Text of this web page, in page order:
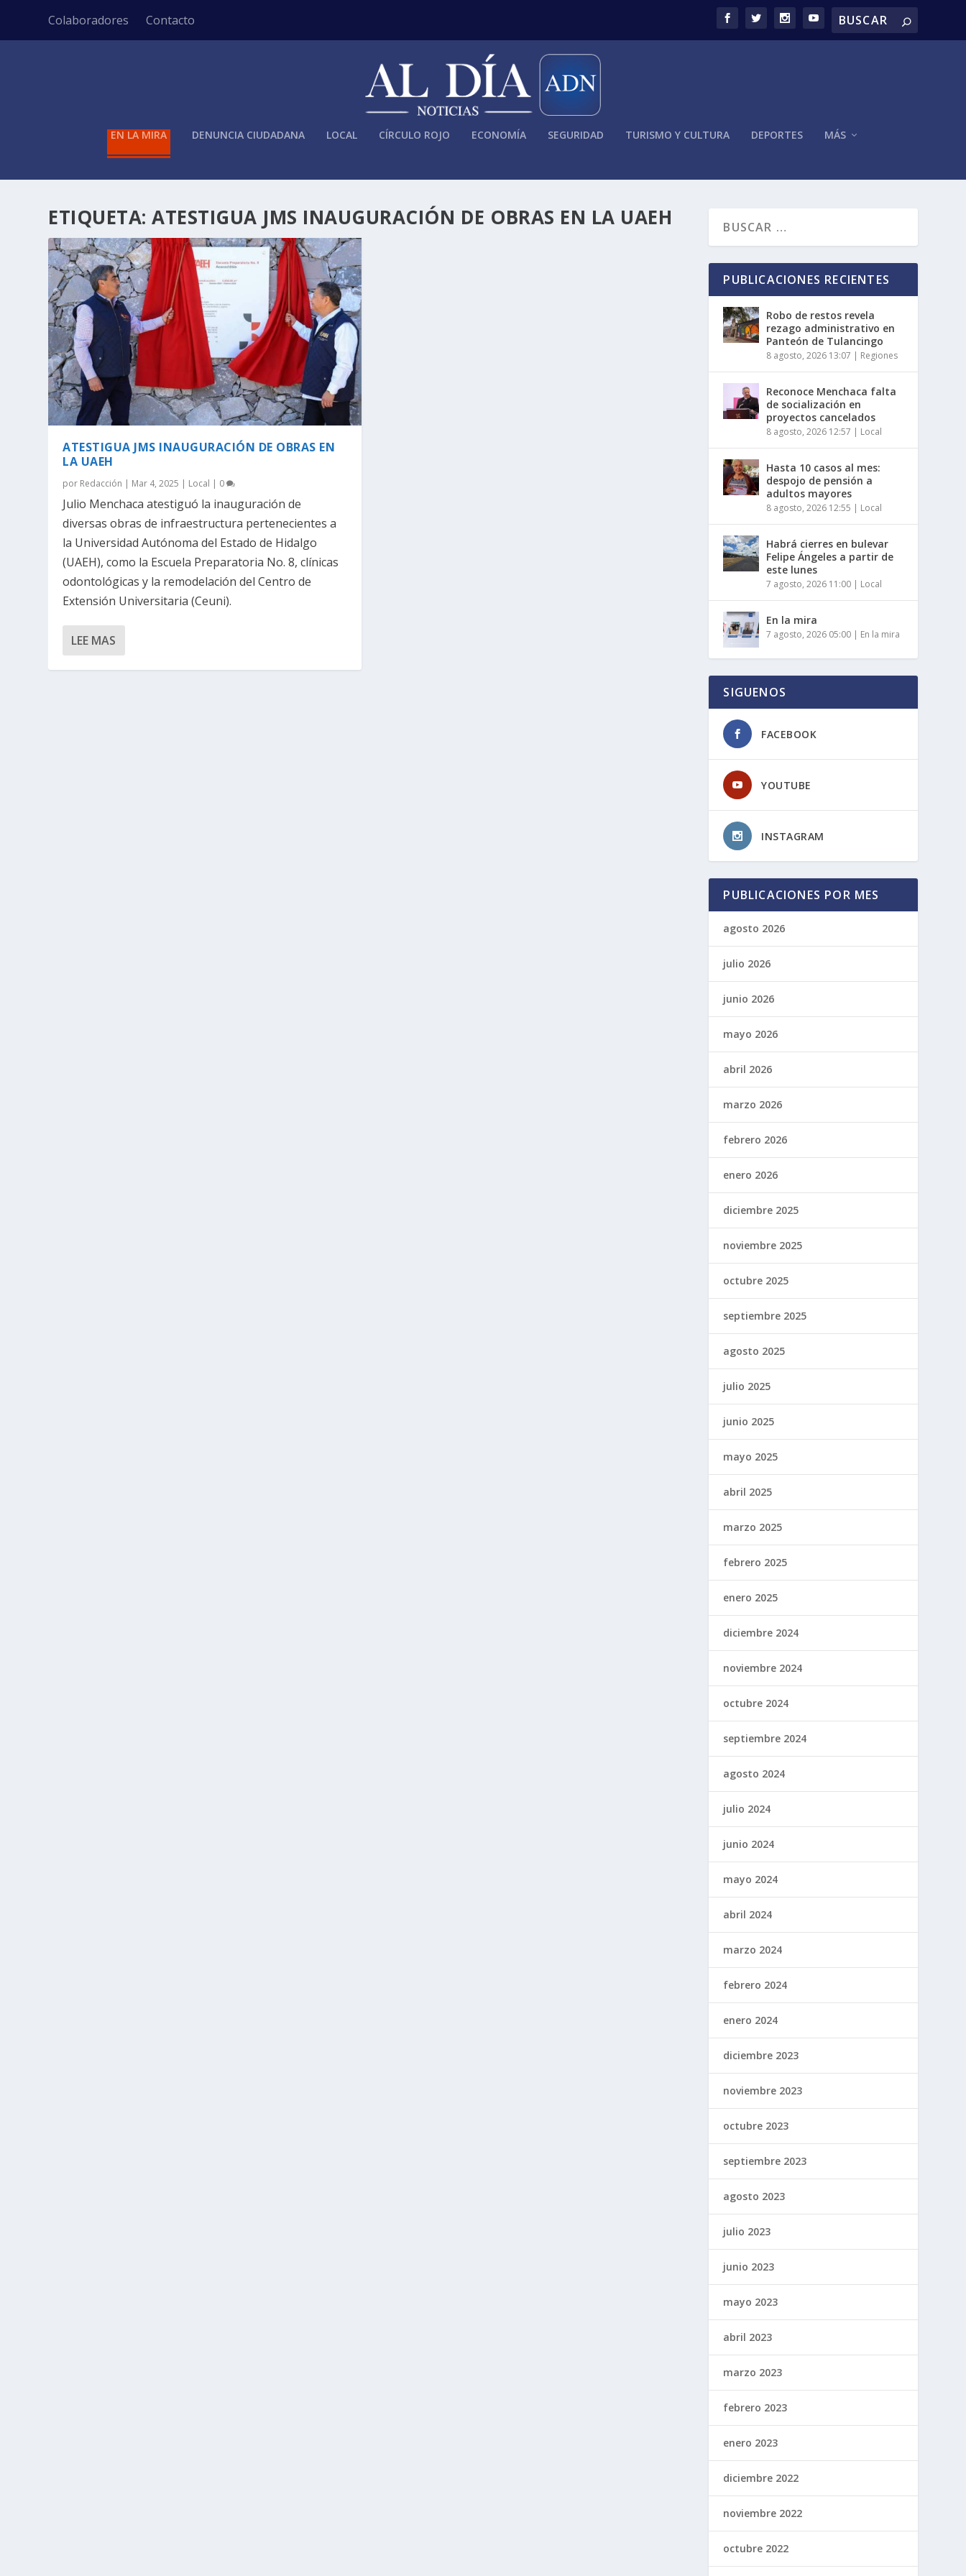
Colaboradores Contacto
EN LA MIRA DENUNCIA CIUDADANA LOCAL CÍRCULO ROJO ECONOMÍA SEGURIDAD TURISMO Y CULTURA DEPORTES MÁS
ETIQUETA:ATESTIGUA JMS INAUGURACIÓN DE OBRAS EN LA UAEH
ATESTIGUA JMS INAUGURACIÓN DE OBRAS EN
LA UAEH
por Redacción | Mar 4, 2025 | Local | 0
Julio Menchaca atestiguó la inauguración de
diversas obras de infraestructura pertenecientes a
la Universidad Autónoma del Estado de Hidalgo
(UAEH), como la Escuela Preparatoria No. 8, clínicas
odontológicas y la remodelación del Centro de
Extensión Universitaria (Ceuni).
LEE MAS
PUBLICACIONES RECIENTES
Robo de restos revela
rezago administrativo en
Panteón de Tulancingo
8 agosto, 2026 13:07 | Regiones
Reconoce Menchaca falta
de socialización en
proyectos cancelados
8 agosto, 2026 12:57 | Local
Hasta 10 casos al mes:
despojo de pensión a
adultos mayores
8 agosto, 2026 12:55 | Local
Habrá cierres en bulevar
Felipe Ángeles a partir de
este lunes
7 agosto, 2026 11:00 | Local
En la mira
7 agosto, 2026 05:00 | En la mira
SIGUENOS
FACEBOOK
YOUTUBE
INSTAGRAM
PUBLICACIONES POR MES
agosto 2026
julio 2026
junio 2026
mayo 2026
abril 2026
marzo 2026
febrero 2026
enero 2026
diciembre 2025
noviembre 2025
octubre 2025
septiembre 2025
agosto 2025
julio 2025
junio 2025
mayo 2025
abril 2025
marzo 2025
febrero 2025
enero 2025
diciembre 2024
noviembre 2024
octubre 2024
septiembre 2024
agosto 2024
julio 2024
junio 2024
mayo 2024
abril 2024
marzo 2024
febrero 2024
enero 2024
diciembre 2023
noviembre 2023
octubre 2023
septiembre 2023
agosto 2023
julio 2023
junio 2023
mayo 2023
abril 2023
marzo 2023
febrero 2023
enero 2023
diciembre 2022
noviembre 2022
octubre 2022